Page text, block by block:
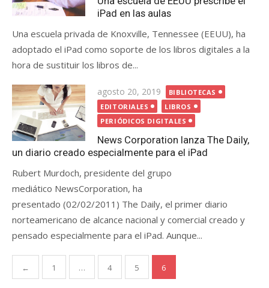
iPad en las aulas
Una escuela privada de Knoxville, Tennessee (EEUU), ha
adoptado el iPad como soporte de los libros digitales a la
hora de sustituir los libros de...
Posted
on
agosto 20, 2019
BIBLIOTECAS
EDITORIALES
LIBROS
PERIÓDICOS DIGITALES
News Corporation lanza The Daily,
un diario creado especialmente para el iPad
Rubert Murdoch, presidente del grupo
mediático NewsCorporation, ha
presentado (02/02/2011) The Daily, el primer diario
norteamericano de alcance nacional y comercial creado y
pensado especialmente para el iPad. Aunque...
Paginación
de
← 1 … 4 5 6